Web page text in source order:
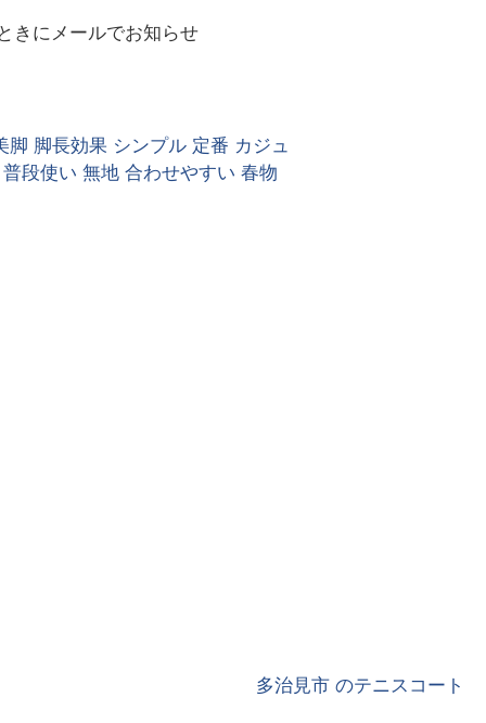
きにメールでお知らせ
脚長効果 シンプル 定番 カジュ
段使い 無地 合わせやすい 春物
多治見市 のテニスコート